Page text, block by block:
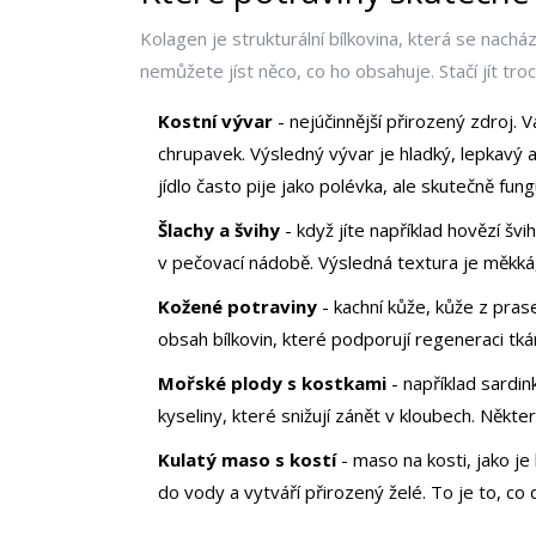
Kolagen je strukturální bílkovina, která se
nemůžete jíst něco, co ho obsahuje. Stačí jít
Kostní vývar - nejúčinnější přirozený zdroj.
chrupavek. Výsledný vývar je hladký,
jídlo často pije jako polévka, ale skutečně
Šlachy a švihy - když jíte například hovězí
v pečovací nádobě. Výsledná textura je
Kožené potraviny - kachní kůže, kůže z
obsah bílkovin, které podporují regeneraci
Mořské plody s kostkami - například
kyseliny, které snižují zánět v kloubech.
Kulatý maso s kostí- maso na kosti, jako je
do vody a vytváří přirozený želé. To je to, co